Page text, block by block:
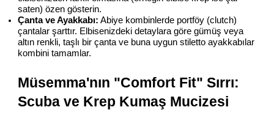
saten) özen gösterin.
Çanta ve Ayakkabı: Abiye kombinlerde portföy (clutch)
çantalar şarttır. Elbisenizdeki detaylara göre gümüş veya
altın renkli, taşlı bir çanta ve buna uygun stiletto ayakkabılar
kombini tamamlar.
Müsemma'nın "Comfort Fit" Sırrı:
Scuba ve Krep Kumaş Mucizesi